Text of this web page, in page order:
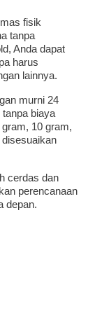
fisik
tanpa
Anda dapat
harus
lainnya.
murni 24
biaya
10 gram,
cerdas dan
perencanaan
depan.